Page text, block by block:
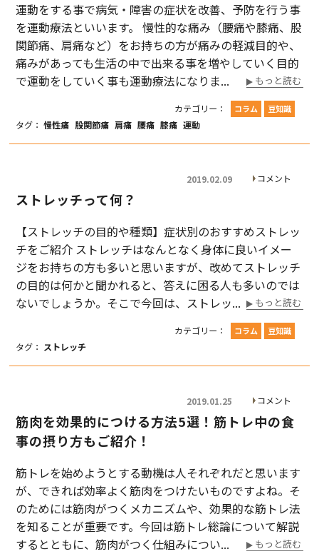
運動をする事で病気・障害の症状を改善、予防を行う事
を運動療法といいます。 慢性的な痛み（腰痛や膝痛、股
関節痛、肩痛など）をお持ちの方が痛みの軽減目的や、
痛みがあっても生活の中で出来る事を増やしていく目的
で運動をしていく事も運動療法になりま...
もっと読む
カテゴリー： コラム 豆知識
タグ： 慢性痛 股関節痛 肩痛 腰痛 膝痛 運動
ストレッチって何？
2019.02.09 コメント
【ストレッチの目的や種類】症状別のおすすめストレッ
チをご紹介 ストレッチはなんとなく身体に良いイメー
ジをお持ちの方も多いと思いますが、改めてストレッチ
の目的は何かと聞かれると、答えに困る人も多いのでは
ないでしょうか。そこで今回は、ストレッ...
もっと読む
カテゴリー： コラム 豆知識
タグ： ストレッチ
筋肉を効果的につける方法5選！筋トレ中の食
事の摂り方もご紹介！
2019.01.25 コメント
筋トレを始めようとする動機は人それぞれだと思います
が、できれば効率よく筋肉をつけたいものですよね。そ
のためには筋肉がつくメカニズムや、効果的な筋トレ法
を知ることが重要です。今回は筋トレ総論について解説
するとともに、筋肉がつく仕組みについ...
もっと読む